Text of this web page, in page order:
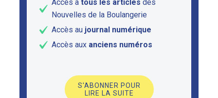
Accès à tous les articles des
Nouvelles de la Boulangerie
Accès au journal numérique
Accès aux anciens numéros
S'ABONNER POUR
LIRE LA SUITE